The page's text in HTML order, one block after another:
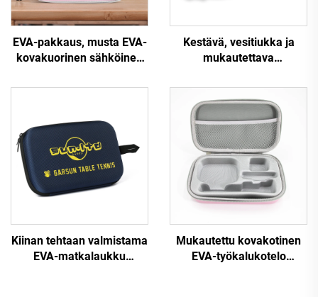
EVA-pakkaus, musta EVA-
kovakuorinen sähköinen
vetoketjuulla, vedenpitävä
leiritystä varten
Kestävä, vesitiukka ja
mukautettava
moottoripyörän kypärän
pakkauslaatikko
Kiinan tehtaan valmistama
EVA-matkalaukku
Mukautettu kovakotinen
EVA-työkalukotelo